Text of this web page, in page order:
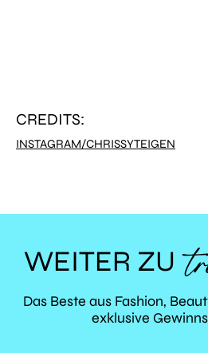
CREDITS:
INSTAGRAM/CHRISSYTEIGEN
WEITER ZU
Das Beste aus Fashion,
exklusive